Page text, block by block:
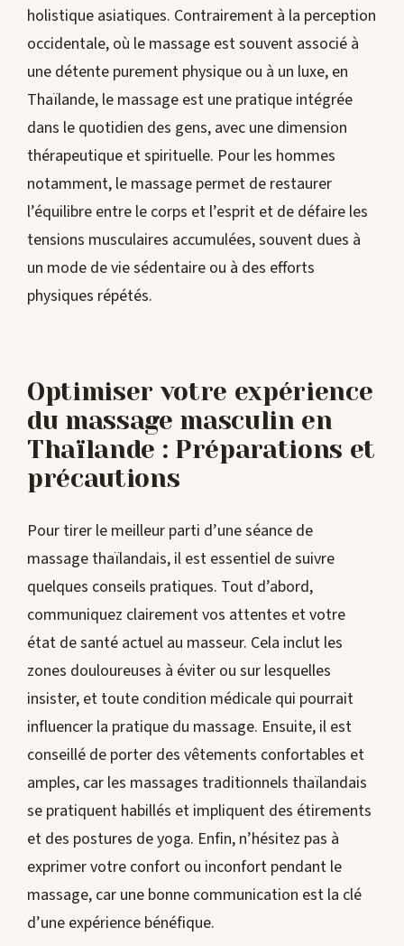
holistique asiatiques. Contrairement à la perception
occidentale, où le massage est souvent associé à
une détente purement physique ou à un luxe, en
Thaïlande, le massage est une pratique intégrée
dans le quotidien des gens, avec une dimension
thérapeutique et spirituelle. Pour les hommes
notamment, le massage permet de restaurer
l’équilibre entre le corps et l’esprit et de défaire les
tensions musculaires accumulées, souvent dues à
un mode de vie sédentaire ou à des efforts
physiques répétés.
Optimiser votre expérience
du massage masculin en
Thaïlande : Préparations et
précautions
Pour tirer le meilleur parti d’une séance de
massage thaïlandais, il est essentiel de suivre
quelques conseils pratiques. Tout d’abord,
communiquez clairement vos attentes et votre
état de santé actuel au masseur. Cela inclut les
zones douloureuses à éviter ou sur lesquelles
insister, et toute condition médicale qui pourrait
influencer la pratique du massage. Ensuite, il est
conseillé de porter des vêtements confortables et
amples, car les massages traditionnels thaïlandais
se pratiquent habillés et impliquent des étirements
et des postures de yoga. Enfin, n’hésitez pas à
exprimer votre confort ou inconfort pendant le
massage, car une bonne communication est la clé
d’une expérience bénéfique.